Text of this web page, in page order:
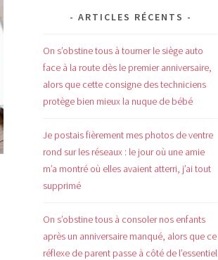
ARTICLES RÉCENTS
On s’obstine tous à tourner le siège auto
face à la route dès le premier anniversaire,
alors que cette consigne des techniciens
protège bien mieux la nuque de bébé
Je postais fièrement mes photos de ventre
rond sur les réseaux : le jour où une amie
m’a montré où elles avaient atterri, j’ai tout
supprimé
On s’obstine tous à consoler nos enfants
après un anniversaire manqué, alors que ce
réflexe de parent passe à côté de l’essentiel